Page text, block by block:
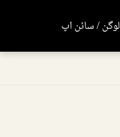
لوگن / سائن اپ